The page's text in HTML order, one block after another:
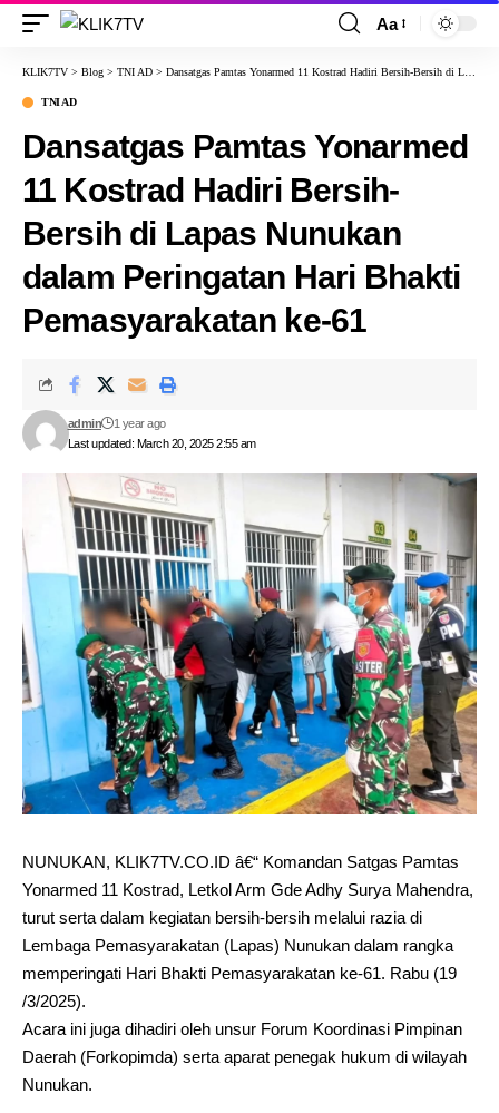
Aa
KLIK7TV > Blog > TNI AD > Dansatgas Pamtas Yonarmed 11 Kostrad Hadiri Bersih-Bersih di Lapas Nunukan dalam Peringatan Hari Bhakti Pemasyarakatan ke-61
TNI AD
Dansatgas Pamtas Yonarmed
11 Kostrad Hadiri Bersih-
Bersih di Lapas Nunukan
dalam Peringatan Hari Bhakti
Pemasyarakatan ke-61
Last updated: March 20, 2025 2:55 am
admin 1 year ago
NUNUKAN, KLIK7TV.CO.ID â€“ Komandan Satgas Pamtas
Yonarmed 11 Kostrad, Letkol Arm Gde Adhy Surya Mahendra,
turut serta dalam kegiatan bersih-bersih melalui razia di
Lembaga Pemasyarakatan (Lapas) Nunukan dalam rangka
memperingati Hari Bhakti Pemasyarakatan ke-61. Rabu (19
/3/2025).
Acara ini juga dihadiri oleh unsur Forum Koordinasi Pimpinan
Daerah (Forkopimda) serta aparat penegak hukum di wilayah
Nunukan.